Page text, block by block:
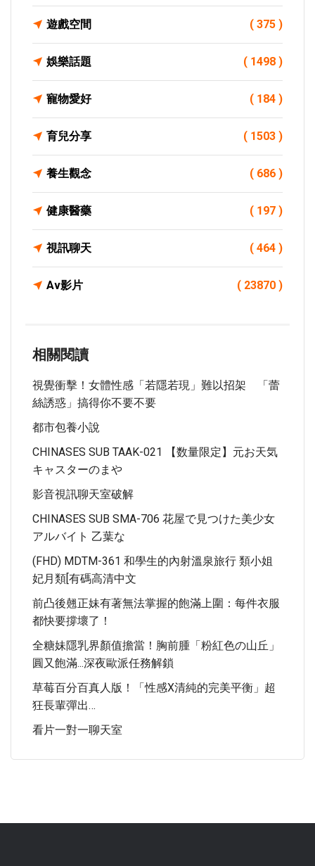
遊戲空間 ( 375 )
娛樂話題 ( 1498 )
寵物愛好 ( 184 )
育兒分享 ( 1503 )
養生觀念 ( 686 )
健康醫藥 ( 197 )
視訊聊天 ( 464 )
Av影片 ( 23870 )
相關閱讀
視覺衝擊！女體性感「若隱若現」難以招架 「蕾
絲誘惑」搞得你不要不要
都市包養小說
CHINASES SUB TAAK-021 【数量限定】元お天気
キャスターのまや
影音視訊聊天室破解
CHINASES SUB SMA-706 花屋で見つけた美少女
アルバイト 乙葉な
(FHD) MDTM-361 和學生的內射溫泉旅行 類小姐
妃月類[有碼高清中文
前凸後翹正妹有著無法掌握的飽滿上圍：每件衣服
都快要撐壞了！
全糖妹隱乳界顏值擔當！胸前腫「粉紅色の山丘」
圓又飽滿...深夜歐派任務解鎖
草莓百分百真人版！「性感x清純的完美平衡」超
狂長輩彈出…
看片一對一聊天室